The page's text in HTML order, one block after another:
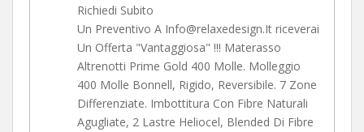
Richiedi Subito
Un Preventivo A Info@relaxedesign.It riceverai
Un Offerta "Vantaggiosa" !!! Materasso
Altrenotti Prime Gold 400 Molle. Molleggio
400 Molle Bonnell, Rigido, Reversibile. 7 Zone
Differenziate. Imbottitura Con Fibre Naturali
Agugliate, 2 Lastre Heliocel, Blended Di Fibre